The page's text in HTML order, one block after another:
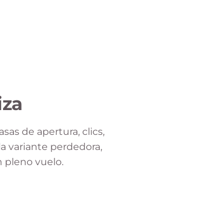
de apertura, clics,
variante perdedora,
pleno vuelo.